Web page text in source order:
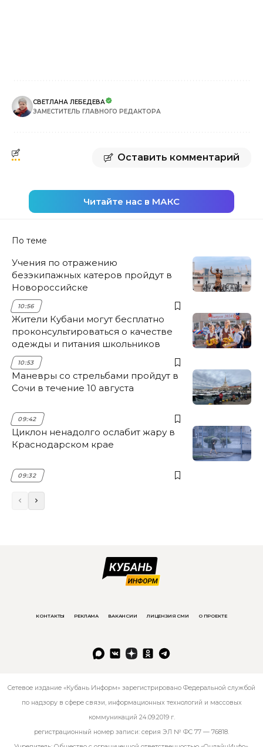
СВЕТЛАНА ЛЕБЕДЕВА
ЗАМЕСТИТЕЛЬ ГЛАВНОГО РЕДАКТОРА
Оставить комментарий
Читайте нас в МАКС
По теме
Учения по отражению
безэкипажных катеров пройдут в
Новороссийске
10:56
Жители Кубани могут бесплатно
проконсультироваться о качестве
одежды и питания школьников
10:53
Маневры со стрельбами пройдут в
Сочи в течение 10 августа
09:42
Циклон ненадолго ослабит жару в
Краснодарском крае
09:32
КОНТАКТЫ РЕКЛАМА ВАКАНСИИ ЛИЦЕНЗИЯ СМИ О ПРОЕКТЕ
Сетевое издание «Кубань Информ» зарегистрировано Федеральной службой
по надзору в сфере связи, информационных технологий и массовых
коммуникаций 24.09.2019 г.
регистрационный номер записи: серия ЭЛ № ФС 77 — 76818.